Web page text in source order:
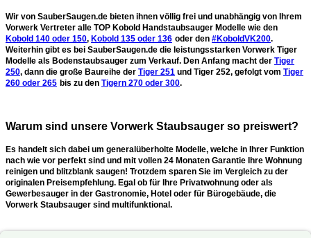
Wir von SauberSaugen.de bieten ihnen völlig frei und unabhängig von Ihrem
Vorwerk Vertreter alle TOP Kobold Handstaubsauger Modelle wie den
Kobold 140 oder 150, Kobold 135 oder 136 oder den #KoboldVK200.
Weiterhin gibt es bei SauberSaugen.de die leistungsstarken Vorwerk Tiger
Modelle als Bodenstaubsauger zum Verkauf. Den Anfang macht der Tiger
250, dann die große Baureihe der Tiger 251 und Tiger 252, gefolgt vom Tiger
260 oder 265 bis zu den Tigern 270 oder 300.
Warum sind unsere Vorwerk Staubsauger so preiswert?
Es handelt sich dabei um generalüberholte Modelle, welche in Ihrer Funktion
nach wie vor perfekt sind und mit vollen 24 Monaten Garantie Ihre Wohnung
reinigen und blitzblank saugen! Trotzdem sparen Sie im Vergleich zu der
originalen Preisempfehlung. Egal ob für Ihre Privatwohnung oder als
Gewerbesauger in der Gastronomie, Hotel oder für Bürogebäude, die
Vorwerk Staubsauger sind multifunktional.